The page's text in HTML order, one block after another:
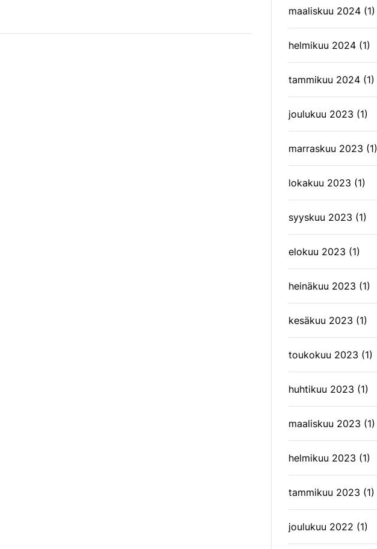
maaliskuu 2024 (1)
helmikuu 2024 (1)
tammikuu 2024 (1)
joulukuu 2023 (1)
marraskuu 2023 (1)
lokakuu 2023 (1)
syyskuu 2023 (1)
elokuu 2023 (1)
heinäkuu 2023 (1)
kesäkuu 2023 (1)
toukokuu 2023 (1)
huhtikuu 2023 (1)
maaliskuu 2023 (1)
helmikuu 2023 (1)
tammikuu 2023 (1)
joulukuu 2022 (1)